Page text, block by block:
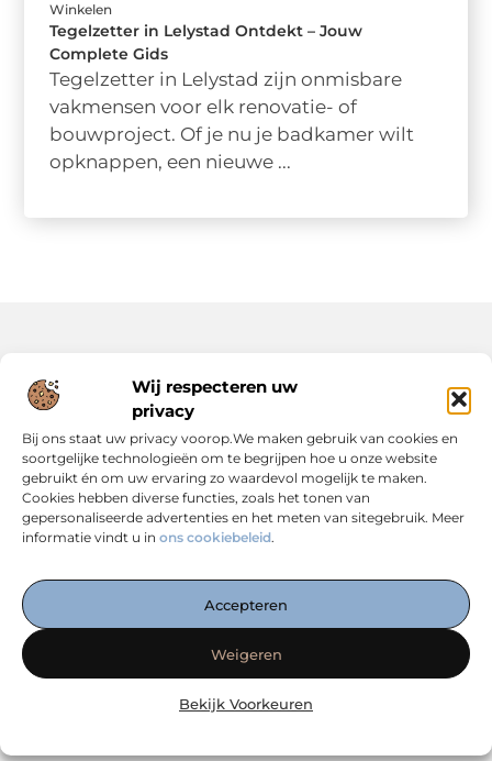
Wij respecteren uw
privacy
Bij ons staat uw privacy voorop.We maken gebruik van cookies en
soortgelijke technologieën om te begrijpen hoe u onze website
gebruikt én om uw ervaring zo waardevol mogelijk te maken.
Cookies hebben diverse functies, zoals het tonen van
gepersonaliseerde advertenties en het meten van sitegebruik. Meer
informatie vindt u in ons cookiebeleid.
Accepteren
Weigeren
Bekijk Voorkeuren
Winkelen
Tegelzetter in Lelystad Ontdekt – Jouw
Complete Gids
Tegelzetter in Lelystad zijn onmisbare
vakmensen voor elk renovatie- of
bouwproject. Of je nu je badkamer wilt
opknappen, een nieuwe ...
inzichten die jouw online succes versterken. Alles
overzichtelijk op één plek. Start vandaag met ontdekken op
linkwebsolutions.nl!
Onze informatie